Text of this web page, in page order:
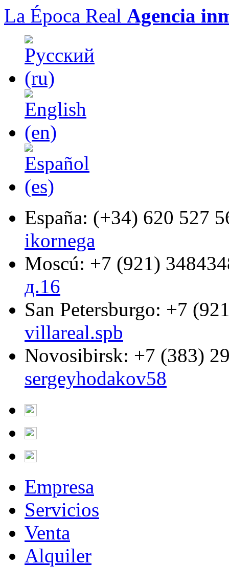
La Época Real Agencia
España: (+34) 620 527
ikornega
Moscú: +7 (921)
д.16
San Petersburgo: +7
villareal.spb
Novosibirsk: +7 (383)
sergeyhodakov58
Empresa
Servicios
Venta
Alquiler